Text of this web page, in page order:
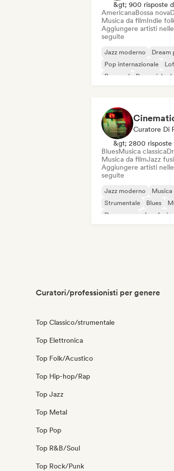
&gt; 900 risposte
AmericanaBossa nova
Musica da filmIndie
Aggiungere artisti
seguite
Jazz moderno Dream
Pop internazionale
Pop soul
Pop
Curatore Di
&gt; 2800 risposte
BluesMusica classica
Musica da filmJazz
Aggiungere artisti
seguite
Jazz moderno
Strumentale
Blues
Dream pop
Jazz fusion
Curatori/professionisti per genere
Top Classico/strumentale
Top Elettronica
Top Folk/Acustico
Top Hip-hop/Rap
Top Jazz
Top Metal
Top Pop
Top R&B/Soul
Top Rock/Punk